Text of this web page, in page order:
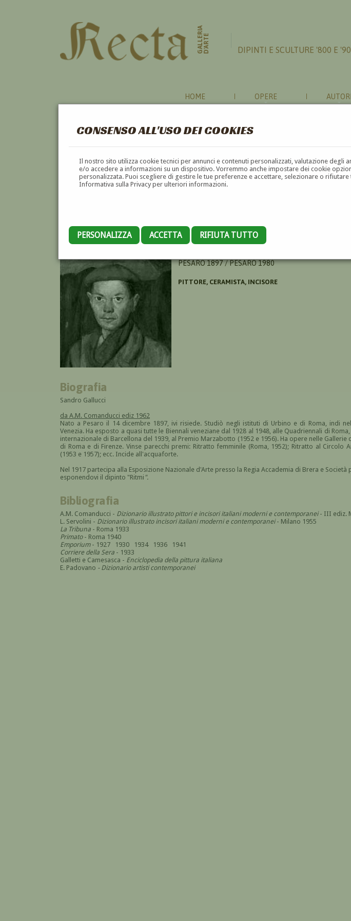
CONSENSO ALL'USO DEI COOKIES
Il nostro sito utilizza cookie tecnici per annunci e contenuti personalizzati, valutazione
e/o accedere a informazioni su un dispositivo. Vorremmo anche impostare dei cookie
personalizzata. Puoi scegliere di gestire le tue preferenze e accettare, selezionare o
Informativa sulla Privacy per ulteriori informazioni.
PERSONALIZZA ACCETTA RIFIUTA TUTTO
GALLERIAD'ARTE DIPINTI E SCULTURE '800 E
HOME OPERE AUTORI
ALESSANDRO GALLUCCI
PESARO 1897 / PESARO 1980
PITTORE, CERAMISTA, INCISORE
Biografia
Sandro Gallucci
da A.M. Comanducci ediz 1962
Nato a Pesaro il 14 dicembre 1897, ivi risiede. Studiò negli istituti di Urbino e di Roma, indi
Venezia. Ha esposto a quasi tutte le Biennali veneziane dal 1928 al 1948, alle Quadriennali di
internazionale di Barcellona del 1939, al Premio Marzabotto (1952 e 1956). Ha opere nelle Gallerie
di Roma e di Firenze. Vinse parecchi premi: Ritratto femminile (Roma, 1952); Ritratto al Circolo
(1953 e 1957); ecc. Incide all'acquaforte.
Nel 1917 partecipa alla Esposizione Nazionale d'Arte presso la Regia Accademia di Brera e Società
esponendovi il dipinto "Ritmi ".
Bibliografia
A.M. Comanducci - Dizionario illustrato pittori e incisori italiani moderni e contemporanei- III ediz.
L. Servolini - Dizionario illustrato incisori italiani moderni e contemporanei- Milano 1955
La Tribuna - Roma 1933
Primato- Roma 1940
Emporium- 1927 1930 1934 1936 1941
Corriere della Sera - 1933
Galletti e Camesasca - Enciclopedia della pittura italiana
E. Padovano - Dizionario artisti contemporanei